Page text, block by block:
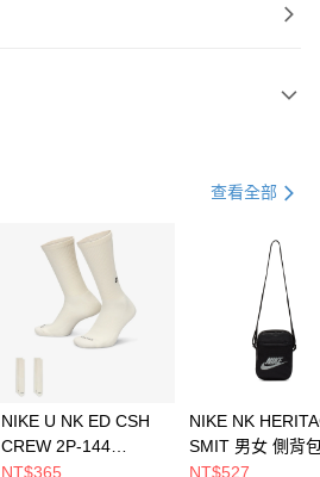
21家銀行
第一商業銀行
彰化商業銀行
查看全部
NIKE U NK ED CSH
CREW 2P-144
EMBRDY 男女 短統襪
NT$365
NIKE NK
SMIT 男女 側背
BA5871010
NT$527